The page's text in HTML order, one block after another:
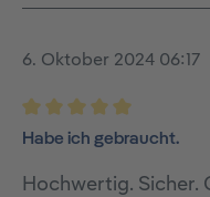
6. Oktober 2024 06:17
Bewertung mit 5 von
Habe ich gebraucht.
Hochwertig. Sicher.